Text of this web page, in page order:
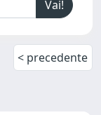
< precedente